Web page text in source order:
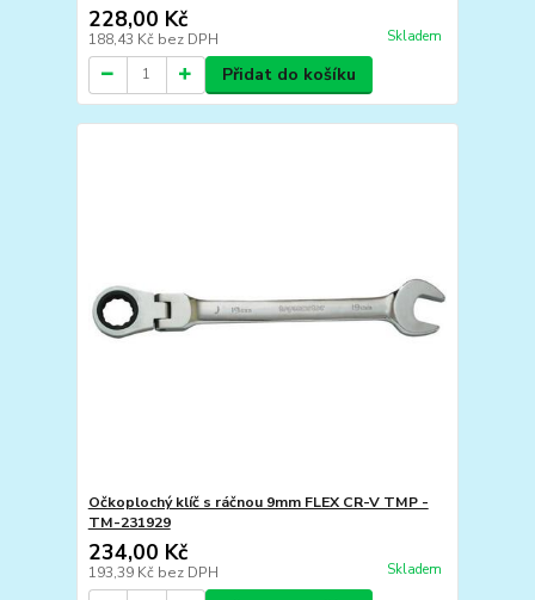
228,00 Kč
188,43 Kč bez DPH Skladem
Přidat do košíku
Očkoplochý klíč s ráčnou 9mm FLEX CR-V TMP -
TM-231929
234,00 Kč
193,39 Kč bez DPH Skladem